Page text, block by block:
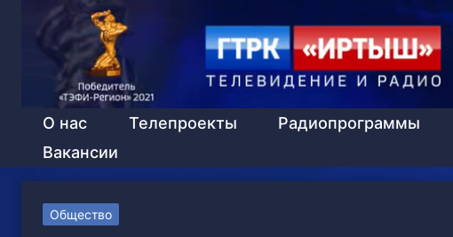
О нас Телепроекты Радиопрограммы
Вакансии
Общество